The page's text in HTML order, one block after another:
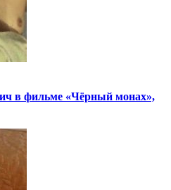
в фильме «Чёрный монах»,